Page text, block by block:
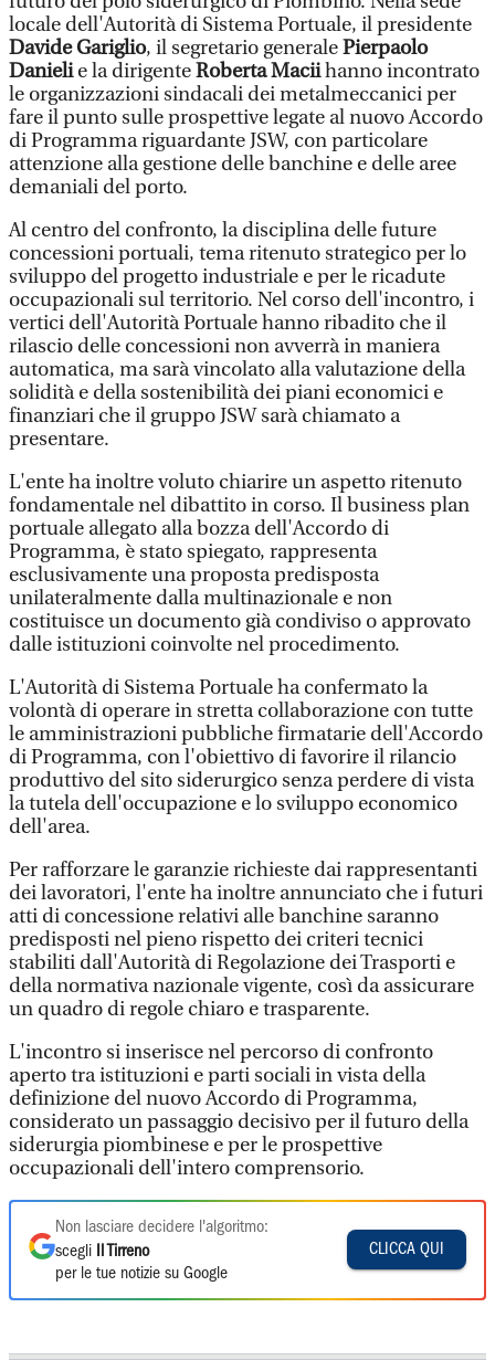
locale dell'Autorità di Sistema Portuale, il presidente
Davide Gariglio, il segretario generalePierpaolo
Danielie la dirigenteRoberta Maciihanno incontrato
le organizzazioni sindacali dei metalmeccanici per
fare il punto sulle prospettive legate al nuovo Accordo
di Programma riguardante JSW, con particolare
attenzione alla gestione delle banchine e delle aree
demaniali del porto.
Al centro del confronto, la disciplina delle future
concessioni portuali, tema ritenuto strategico per lo
sviluppo del progetto industriale e per le ricadute
occupazionali sul territorio. Nel corso dell'incontro, i
vertici dell'Autorità Portuale hanno ribadito che il
rilascio delle concessioni non avverrà in maniera
automatica, ma sarà vincolato alla valutazione della
solidità e della sostenibilità dei piani economici e
finanziari che il gruppo JSW sarà chiamato a
presentare.
L'ente ha inoltre voluto chiarire un aspetto ritenuto
fondamentale nel dibattito in corso. Il business plan
portuale allegato alla bozza dell'Accordo di
Programma, è stato spiegato, rappresenta
esclusivamente una proposta predisposta
unilateralmente dalla multinazionale e non
costituisce un documento già condiviso o approvato
dalle istituzioni coinvolte nel procedimento.
L'Autorità di Sistema Portuale ha confermato la
volontà di operare in stretta collaborazione con tutte
le amministrazioni pubbliche firmatarie dell'Accordo
di Programma, con l'obiettivo di favorire il rilancio
produttivo del sito siderurgico senza perdere di vista
la tutela dell'occupazione e lo sviluppo economico
dell'area.
Per rafforzare le garanzie richieste dai rappresentanti
dei lavoratori, l'ente ha inoltre annunciato che i futuri
atti di concessione relativi alle banchine saranno
predisposti nel pieno rispetto dei criteri tecnici
stabiliti dall'Autorità di Regolazione dei Trasporti e
della normativa nazionale vigente, così da assicurare
un quadro di regole chiaro e trasparente.
L'incontro si inserisce nel percorso di confronto
aperto tra istituzioni e parti sociali in vista della
definizione del nuovo Accordo di Programma,
considerato un passaggio decisivo per il futuro della
siderurgia piombinese e per le prospettive
occupazionali dell'intero comprensorio.
Non lasciare decidere l'algoritmo:
scegli
Il Tirreno
per le tue notizie su Google
CLICCA QUI